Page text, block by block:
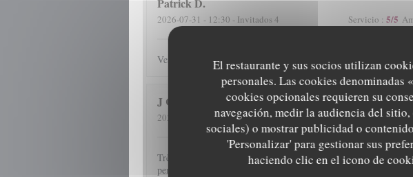
El restaurante y sus socios utilizan
personales. Las cookies denominadas
cookies opcionales requieren su
navegación, medir la audiencia del
sociales) o mostrar publicidad o
'Personalizar' para gestionar sus
haciendo clic en el icono de
2026-07-31 - 12:30 - Invitados 4 Servicio : 5/5
Verzorgd, vriendelijk en vooral lekker
J C
2026-08-05 - 12:45 - Invitados 5 Servicio: 5/5
Très bon moment partagé en famille devant d'excellents plats et
personnel attentionné, souriant et disponible. Très belle découverte